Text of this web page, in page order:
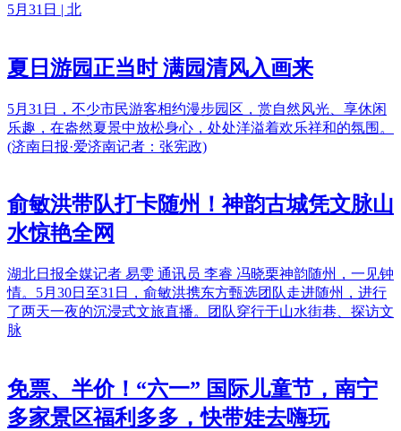
5月31日 | 北
夏日游园正当时 满园清风入画来
5月31日，不少市民游客相约漫步园区，赏自然风光、享休闲
乐趣，在盎然夏景中放松身心，处处洋溢着欢乐祥和的氛围。
(济南日报·爱济南记者：张宪政)
俞敏洪带队打卡随州！神韵古城凭文脉山
水惊艳全网
湖北日报全媒记者 易雯 通讯员 李睿 冯晓栗神韵随州，一见钟
情。5月30日至31日，俞敏洪携东方甄选团队走进随州，进行
了两天一夜的沉浸式文旅直播。团队穿行于山水街巷、探访文
脉
免票、半价！“六一” 国际儿童节，南宁
多家景区福利多多，快带娃去嗨玩